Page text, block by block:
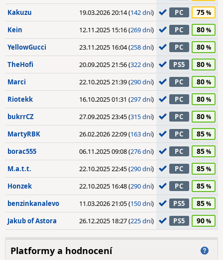
Kakuzu 19.03.2026 20:14 (142 dní) PC 75
Kein 12.11.2025 15:16 (269 dní) PC 80
YellowGucci 23.11.2025 16:04 (258 dní) PC 80
TheHofi 20.09.2025 21:56 (322 dní) PS5 80
Marci 22.10.2025 21:39 (290 dní) PC 80
Riotekk 16.10.2025 01:31 (297 dní) PC 80
bukrrCZ 27.09.2025 23:45 (315 dní) PC 80
MartyRBK 26.02.2026 22:09 (163 dní) PC 85
borac555 06.11.2025 09:08 (276 dní) PC 85
M.a.t.t. 22.10.2025 22:45 (290 dní) PC 85
Honzek 22.10.2025 16:48 (290 dní) PC 85
benzinkanalevo 11.03.2026 21:05 (150 dní) PS5 85
Jakub of Astora 26.12.2025 18:27 (225 dní) PS5 90
Platformy a hodnocení